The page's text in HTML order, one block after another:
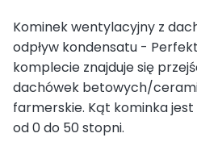
Kominek wentylacyjny z
odpływ kondensatu -
komplecie znajduje się
dachówek betowych/
farmerskie. Kąt kominka
od 0 do 50 stopni.